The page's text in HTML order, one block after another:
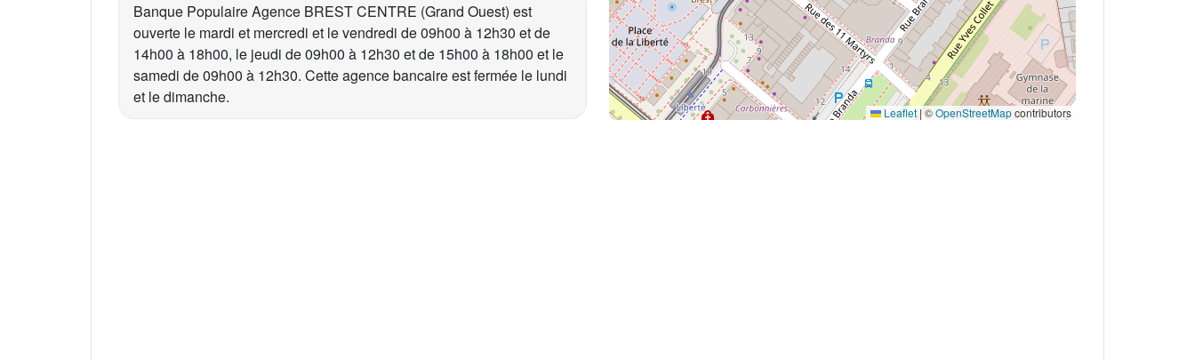
Banque Populaire Agence BREST CENTRE (Grand Ouest) est
ouverte le mardi et mercredi et le vendredi de 09h00 à 12h30 et de
14h00 à 18h00, le jeudi de 09h00 à 12h30 et de 15h00 à 18h00 et le
samedi de 09h00 à 12h30. Cette agence bancaire est fermée le lundi
et le dimanche.
Leaflet |©OpenStreetMapcontributors